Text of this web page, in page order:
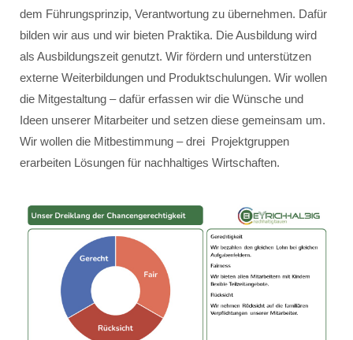
dem Führungsprinzip, Verantwortung zu übernehmen. Dafür
bilden wir aus und wir bieten Praktika. Die Ausbildung wird
als Ausbildungszeit genutzt. Wir fördern und unterstützen
externe Weiterbildungen und Produktschulungen. Wir wollen
die Mitgestaltung – dafür erfassen wir die Wünsche und
Ideen unserer Mitarbeiter und setzen diese gemeinsam um.
Wir wollen die Mitbestimmung – drei Projektgruppen
erarbeiten Lösungen für nachhaltiges Wirtschaften.